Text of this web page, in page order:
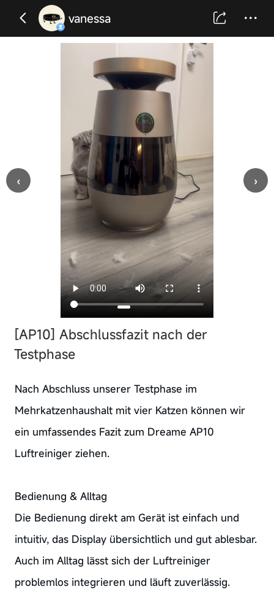
vanessa
‹ ›
[AP10] Abschlussfazit nach der
Testphase
Nach Abschluss unserer Testphase im
Mehrkatzenhaushalt mit vier Katzen können wir
ein umfassendes Fazit zum Dreame AP10
Luftreiniger ziehen.
Bedienung & Alltag
Die Bedienung direkt am Gerät ist einfach und
intuitiv, das Display übersichtlich und gut ablesbar.
Auch im Alltag lässt sich der Luftreiniger
problemlos integrieren und läuft zuverlässig.